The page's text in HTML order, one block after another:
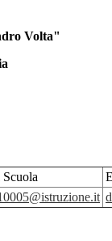
Volta"